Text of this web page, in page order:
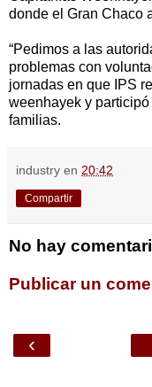
donde el Gran Chaco
“Pedimos a las
problemas con
jornadas en que IPS
weenhayek y
familias.
industry en 20:42
Compartir
No hay
Publicar un
‹